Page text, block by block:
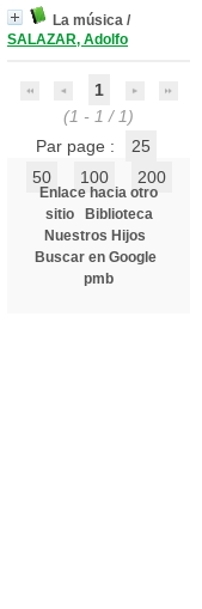
La música /
SALAZAR, Adolfo
1
(1 - 1 / 1)
Par page :
25
50
100 200
Enlace hacia otro
sitio
Biblioteca
Nuestros Hijos
Buscar en Google
pmb